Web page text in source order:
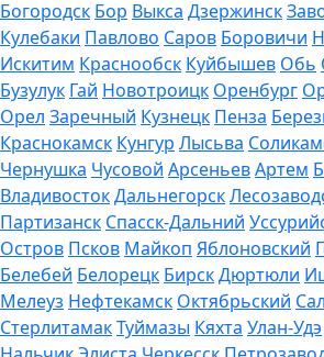
Богородск Бор Выкса Дзержинск
Кулебаки Павлово Саров Боровичи
Искитим Краснообск Куйбышев Обь
Бузулук Гай Новотроицк Оренбург
Орел Заречный Кузнецк Пенза
Краснокамск Кунгур Лысьва
Чернушка Чусовой АрсеньевАртем
ВладивостокДальнегорск
Партизанск Спасск-Дальний
Остров Псков Майкоп Яблоновский
Белебей Белорецк БирскДюртюли
Мелеуз Нефтекамск Октябрьский
СтерлитамакТуймазы Кяхта Улан-Удэ